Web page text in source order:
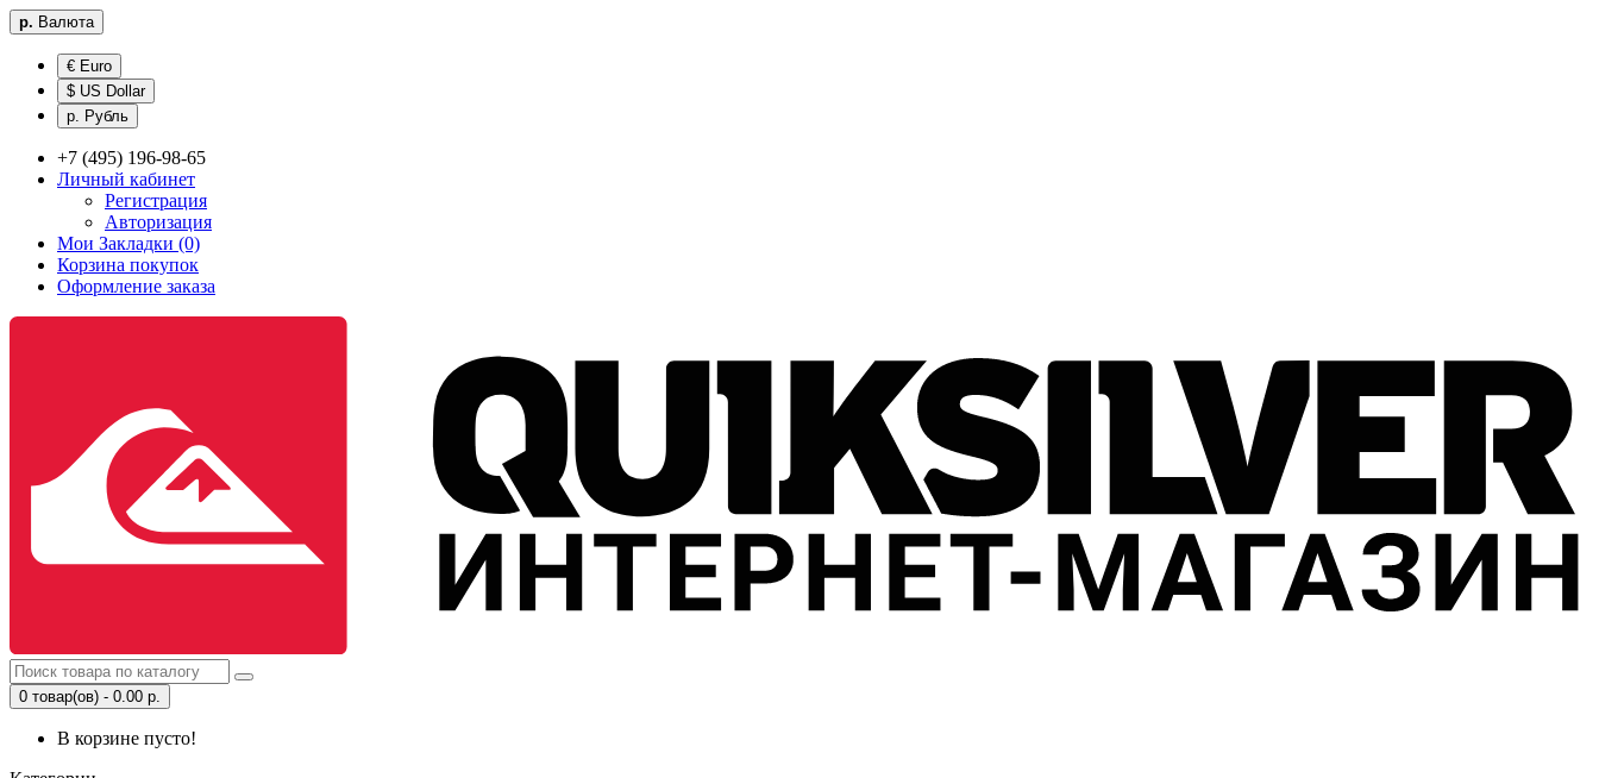
р. Валюта
€ Euro
$ US Dollar
р. Рубль
+7 (495) 196-98-65
Личный кабинет
Регистрация
Авторизация
Мои Закладки (0)
Корзина покупок
Оформление заказа
0 товар(ов) - 0.00 р.
В корзине пусто!